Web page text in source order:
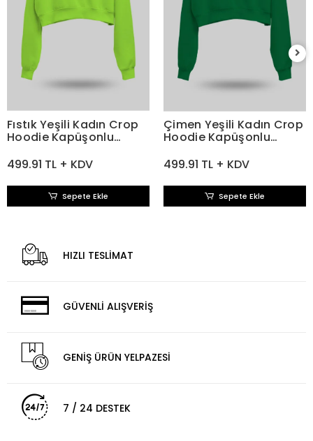
Fıstık Yeşili Kadın Crop
Hoodie Kapüşonlu
Sweatshirt
499.91 TL + KDV
Sepete Ekle
Çimen Yeşili Kadın Crop
Hoodie Kapüşonlu
Sweatshirt
499.91 TL + KDV
Sepete Ekle
HIZLI TESLİMAT
GÜVENLİ ALIŞVERİŞ
GENİŞ ÜRÜN YELPAZESİ
7 / 24 DESTEK